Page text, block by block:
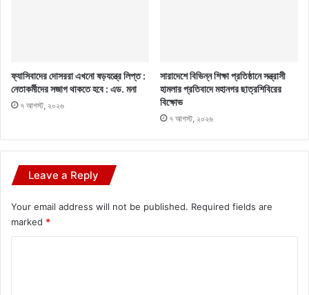
ফ্যাসিবাদের দোসররা এখনো ষড়যন্ত্রে লিপ্ত :
নেতাকর্মীদের সজাগ থাকতে হবে : এড. মনা
৭ আগস্ট, ২০২৬
সারাদেশে বিভিন্ন শিক্ষা প্রতিষ্ঠানে সন্ত্রাসী
হামলার প্রতিবাদে মহানগর ছাত্রশিবিরের
বিক্ষোভ
৭ আগস্ট, ২০২৬
Leave a Reply
Your email address will not be published. Required fields are
marked *